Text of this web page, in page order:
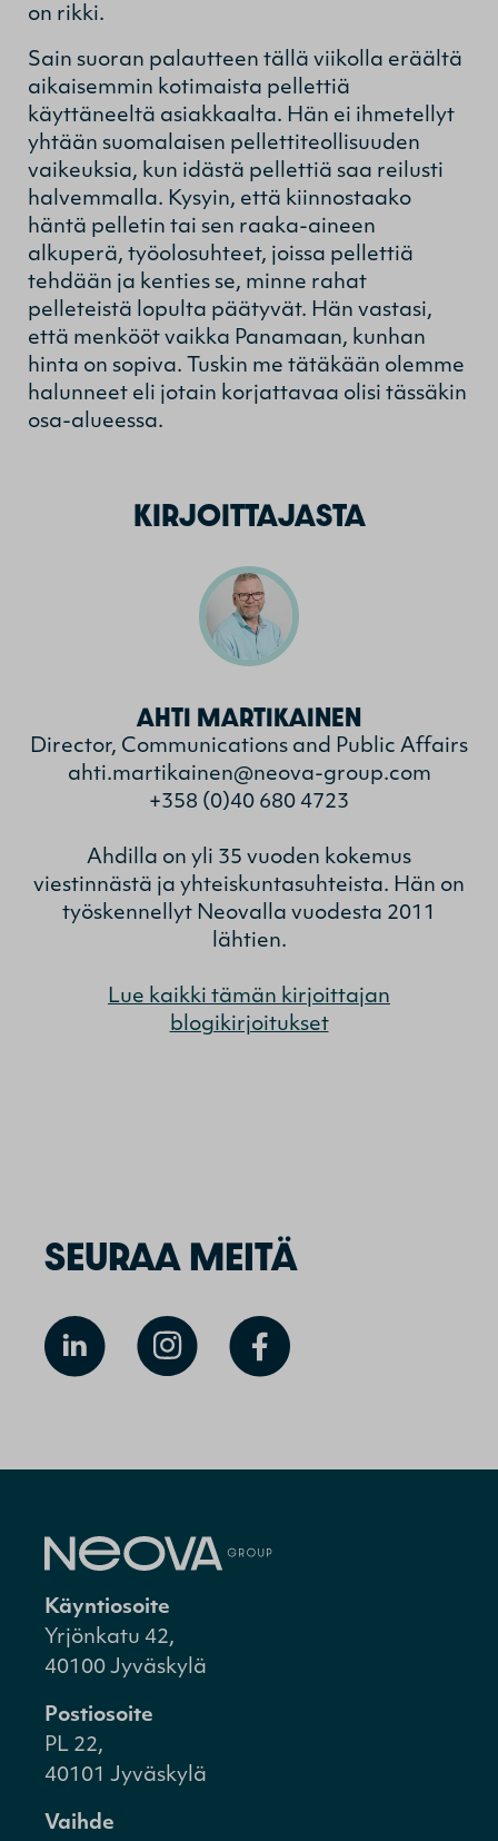
on rikki.
Sain suoran palautteen tällä viikolla eräältä
aikaisemmin kotimaista pellettiä
käyttäneeltä asiakkaalta. Hän ei ihmetellyt
yhtään suomalaisen pellettiteollisuuden
vaikeuksia, kun idästä pellettiä saa reilusti
halvemmalla. Kysyin, että kiinnostaako
häntä pelletin tai sen raaka-aineen
alkuperä, työolosuhteet, joissa pellettiä
tehdään ja kenties se, minne rahat
pelleteistä lopulta päätyvät. Hän vastasi,
että menkööt vaikka Panamaan, kunhan
hinta on sopiva. Tuskin me tätäkään olemme
halunneet eli jotain korjattavaa olisi tässäkin
osa-alueessa.
KIRJOITTAJASTA
AHTI MARTIKAINEN
Director, Communications and Public Affairs
ahti.martikainen@neova-group.com
+358 (0)40 680 4723
Ahdilla on yli 35 vuoden kokemus
viestinnästä ja yhteiskuntasuhteista. Hän on
työskennellyt Neovalla vuodesta 2011
lähtien.
Lue kaikki tämän kirjoittajan
blogikirjoitukset
SEURAA MEITÄ
Käyntiosoite
Yrjönkatu 42,
40100 Jyväskylä
Postiosoite
PL 22,
40101 Jyväskylä
Vaihde